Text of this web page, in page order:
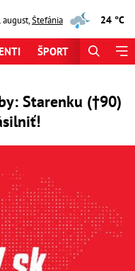
august,Štefánia 24 °C
ŠPORT
Starenku (†90)